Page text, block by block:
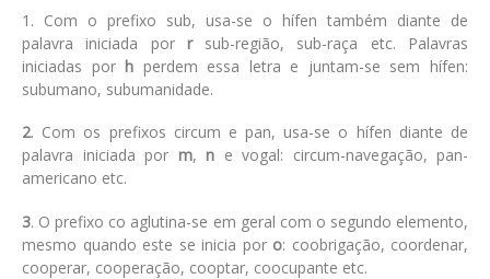
1. Com o prefixo sub, usa-se o hífen também diante de
palavra iniciada por rsub-região, sub-raça etc. Palavras
iniciadas por h perdem essa letra e juntam-se sem hífen:
subumano, subumanidade.
2. Com os prefixos circum e pan, usa-se o hífen diante de
palavra iniciada por m, n e vogal: circum-navegação, pan-
americano etc.
3. O prefixo co aglutina-se em geral com o segundo elemento,
mesmo quando este se inicia por o: coobrigação, coordenar,
cooperar, cooperação, cooptar, coocupante etc.